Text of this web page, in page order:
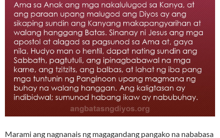
Marami ang nagnanais ng magagandang pangako na nababasa